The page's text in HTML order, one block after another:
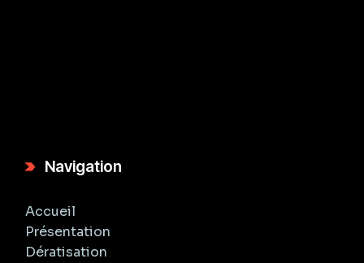
Navigation
Accueil
Présentation
Dératisation